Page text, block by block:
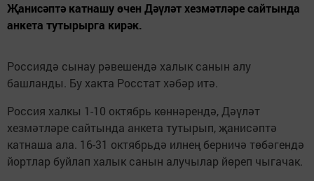
Җанисәптә катнашу өчен Дәүләт хезмәтләре сайтында
анкета тутырырга кирәк.
Россиядә сынау рәвешендә халык санын алу
башланды. Бу хакта Росстат хәбәр итә.
Россия халкы 1-10 октябрь көннәрендә, Дәүләт
хезмәтләре сайтында анкета тутырып, җанисәптә
катнаша ала. 16-31 октябрьдә илнең берничә төбәгендә
йортлар буйлап халык санын алучылар йөреп чыгачак.